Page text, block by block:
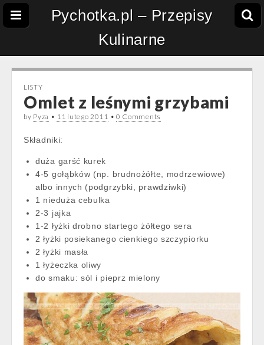
Pychotka.pl – Przepisy
Kulinarne
LISTY
Omlet z leśnymi grzybami
by Pyza • 11 lutego 2011 • 0 Comments
Składniki:
duża garść kurek
4-5 gołąbków (np. brudnożółte, modrzewiowe)
albo innych (podgrzybki, prawdziwki)
1 nieduża cebulka
2-3 jajka
1-2 łyżki drobno startego żółtego sera
2 łyżki posiekanego cienkiego szczypiorku
2 łyżki masła
1 łyżeczka oliwy
do smaku: sól i pieprz mielony